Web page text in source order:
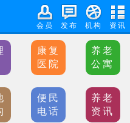
资讯
机构
发布
会员
康复
医院
养老
公寓
便民
电话
养老
资讯